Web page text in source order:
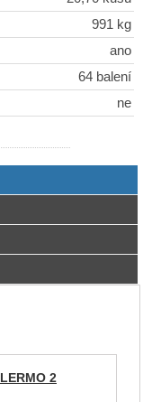
991 kg
ano
64 balení
ne
2